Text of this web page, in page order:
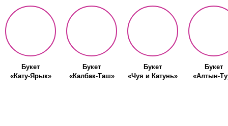
Букет
«Кату-Ярык»
Букет
«Калбак-Таш»
Букет
«Чуя и Катунь»
Букет
«Алтын-